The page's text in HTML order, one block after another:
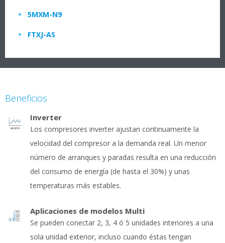
5MXM-N9
FTXJ-AS
Beneficios
Inverter
Los compresores inverter ajustan continuamente la
velocidad del compresor a la demanda real. Un menor
número de arranques y paradas resulta en una reducción
del consumo de energía (de hasta el 30%) y unas
temperaturas más estables.
Aplicaciones de modelos Multi
Se pueden conectar 2, 3, 4 ó 5 unidades interiores a una
sola unidad exterior, incluso cuando éstas tengan